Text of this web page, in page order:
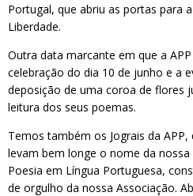
Portugal, que abriu as portas para
Liberdade.
Outra data marcante em que a
celebração do dia 10 de junho e a
deposição de uma coroa de flores
leitura dos seus poemas.
Temos também os Jograis da
levam bem longe o nome da
Poesia em Língua Portuguesa,
de orgulho da nossa Associação.